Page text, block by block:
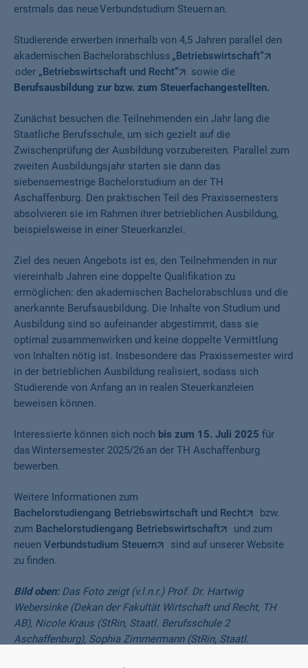
erstmals das neue Verbundstudium Steuern an.
Studierende erwerben innerhalb von 4,5 Jahren parallel den
akademischen Bachelorabschluss „Betriebswirtschaft“
oder „Betriebswirtschaft und Recht“
sowie die
Berufsausbildung zur bzw. zum Steuerfachangestellten.
Zunächst besuchen die Teilnehmenden ein Jahr lang die
Staatliche Berufsschule, um sich gezielt auf die
Zwischenprüfung der Ausbildung vorzubereiten. Parallel zum
zweiten Ausbildungsjahr starten sie dann das
siebensemestrige Bachelorstudium an der TH
Aschaffenburg. Den praktischen Teil des Praxissemesters
absolvieren sie im Rahmen ihrer betrieblichen Ausbildung,
beispielsweise in einer Steuerkanzlei.
Ziel des neuen Angebots ist es, den Teilnehmenden in nur
viereinhalb Jahren eine doppelte Qualifikation zu
ermöglichen: den akademischen Bachelorabschluss und die
anerkannte Berufsausbildung. Die Inhalte von Studium und
Ausbildung sind so aufeinander abgestimmt, dass sie
optimal zusammenwirken und keine doppelte Vermittlung
von Inhalten nötig ist. Insbesondere das Praxissemester wird
in der betrieblichen Ausbildung realisiert, sodass sich
Studierende von Anfang an in realen Steuerkanzleien
beweisen können.
Interessierte können sich noch bis zum 15. Juli 2025 für
das Wintersemester 2025/26 an der TH Aschaffenburg
bewerben.
Weitere Informationen zum
Bachelorstudiengang Betriebswirtschaft und Recht
bzw.
zum Bachelorstudiengang Betriebswirtschaft
und zum
neuen Verbundstudium Steuern
sind auf unserer Website
zu finden.
Bild oben:Das Foto zeigt (v.l.n.r.) Prof. Dr. Hartwig
Webersinke (Dekan der Fakultät Wirtschaft und Recht, TH
AB), Nicole Kraus (StRin, Staatl. Berufsschule 2
Aschaffenburg), Sophia Zimmermann (StRin, Staatl.